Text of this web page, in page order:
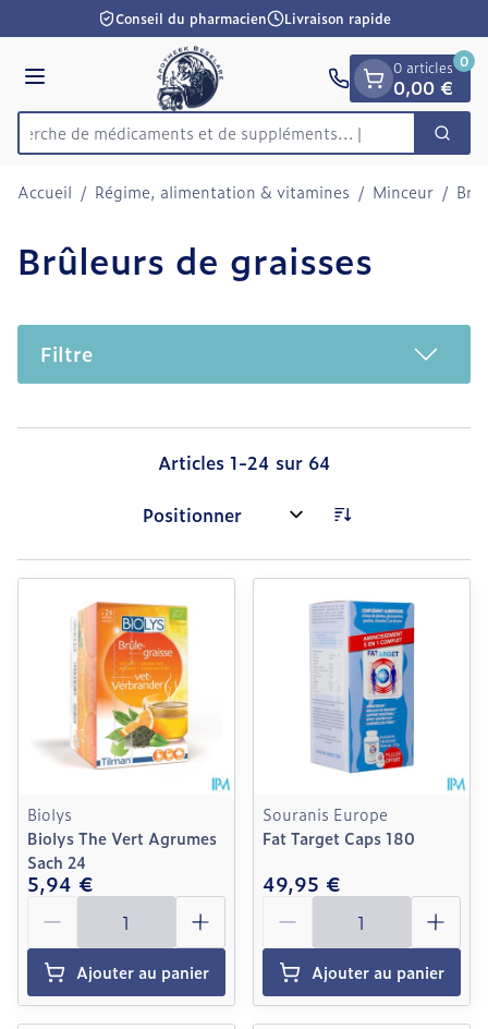
Aller au contenu
1 de 1
Conseil du pharmacien Livraison rapide
Menu
Rechercher
Recherche de médicaments
0 articles
0,00 €
0
Accueil / Régime, alimentation & vitamines / Minceur /
Brûleurs de graisses
Filtre
Articles 1-24 sur 64
Trier par:
Biolys
Biolys The Vert Agrumes
Sach 24
5,94 €
Quantité
Ajouter au panier
Souranis Europe
Fat Target Caps 180
49,95 €
Quantité
Ajouter au panier